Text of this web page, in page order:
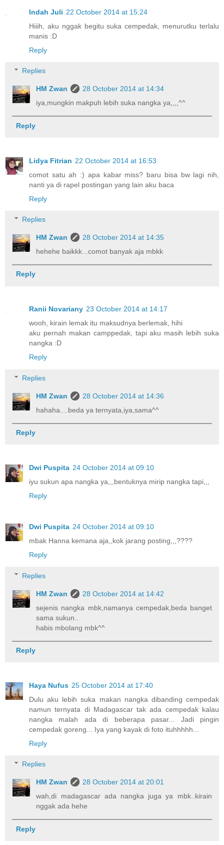
Indah Juli 22 October 2014 at 15:24
Hiiih, aku nggak begitu suka cempedak, menurutku terlalu
manis :D
Reply
Replies
HM Zwan
28 October 2014 at 14:34
iya,mungkin makpuh lebih suka nangka ya,,,,^^
Reply
Lidya Fitrian 22 October 2014 at 16:53
comot satu ah :) apa kabar miss? baru bisa bw lagi nih,
nanti ya di rapel postingan yang lain aku baca
Reply
Replies
HM Zwan
28 October 2014 at 14:35
hehehe baikkk...comot banyak aja mbkk
Reply
Ranii Novariany 23 October 2014 at 14:17
wooh, kirain lemak itu maksudnya berlemak, hihi
aku pernah makan camppedak, tapi aku masih lebih suka
nangka :D
Reply
Replies
HM Zwan
28 October 2014 at 14:36
hahaha....beda ya ternyata,iya,sama^^
Reply
Dwi Puspita 24 October 2014 at 09:10
iyu sukun apa nangka ya,,,bentuknya mirip nangka tapi,,,
Reply
Dwi Puspita 24 October 2014 at 09:10
mbak Hanna kemana aja,,kok jarang posting,,,????
Reply
Replies
HM Zwan
28 October 2014 at 14:42
sejenis nangka mbk,namanya cempedak,beda banget
sama sukun..
habis mbolang mbk^^
Reply
Haya Nufus 25 October 2014 at 17:40
Dulu aku lebih suka makan nangka dibanding cempedak
namun ternyata di Madagascar tak ada cempedak kalau
nangka malah ada di beberapa pasar... Jadi pingin
cempedak goreng... Iya yang kayak di foto ituhhhhh...
Reply
Replies
HM Zwan
28 October 2014 at 20:01
wah,di madagascar ada nangka juga ya mbk..kirain
nggak ada hehe
Reply